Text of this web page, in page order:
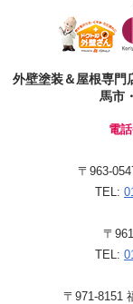
外壁塗装＆屋根専門
馬市
電
〒963-
TEL:
〒
TEL:
〒971-8151